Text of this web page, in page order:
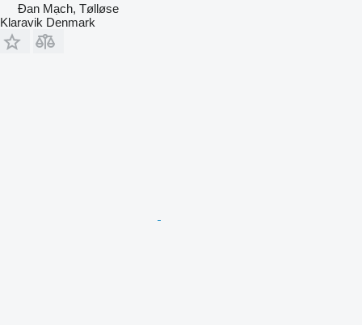
Đan Mạch, Tølløse
Klaravik Denmark